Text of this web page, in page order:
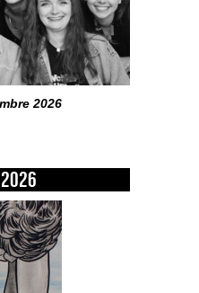
2026